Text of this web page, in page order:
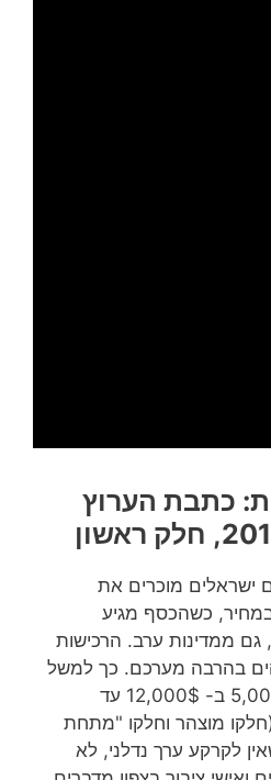
כתבת הערוץ
ישראלים מוכרים את
כשהכסף מגיע
גם ממדינות ערב. הרכישות
בהרבה מערכם. כך למשל
נמכרת קרקע ששוייה 5,000$ ב- 12,000$ עד
(חלקו מוצהר וחלקו "מתחת
לקרקע ערך נדלני, לא